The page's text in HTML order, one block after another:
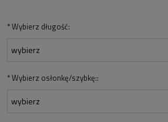
*Wybierz długość:
*Wybierz osłonkę/szybkę::